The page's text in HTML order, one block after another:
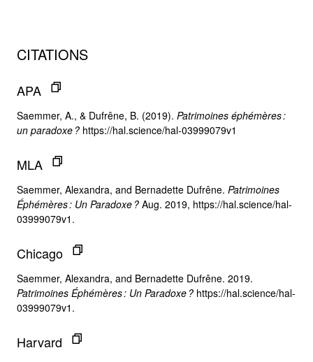
CITATIONS
APA
Saemmer, A., & Dufrêne, B. (2019). Patrimoines éphémères :
un paradoxe ? https://hal.science/hal-03999079v1
MLA
Saemmer, Alexandra, and Bernadette Dufrêne. Patrimoines
Éphémères : Un Paradoxe ? Aug. 2019, https://hal.science/hal-
03999079v1.
Chicago
Saemmer, Alexandra, and Bernadette Dufrêne. 2019.
Patrimoines Éphémères : Un Paradoxe ? https://hal.science/hal-
03999079v1.
Harvard